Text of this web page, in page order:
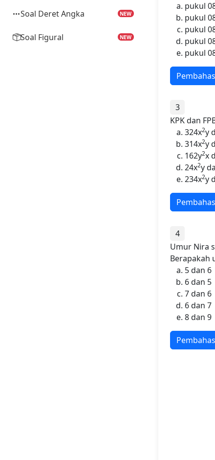
Soal Deret Angka NEW
Soal Figural NEW
pukul
pukul
pukul
pukul
pukul
3
KPK dan
324x2y
314x2y
162y2x
24x2y
234x2y
4
Umur Nira
Berapakah
5 dan 6
6 dan 5
7 dan 6
6 dan 7
8 dan 9